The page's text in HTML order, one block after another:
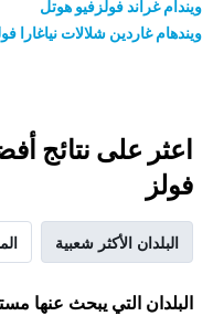
ويندام غراند فولزفيو هوتل
ويندهام غاردين شلالات نياغارا
اعثر على نتائج
فولز
البلدان الأكثر شعبية
البلدان التي يبحث عنها